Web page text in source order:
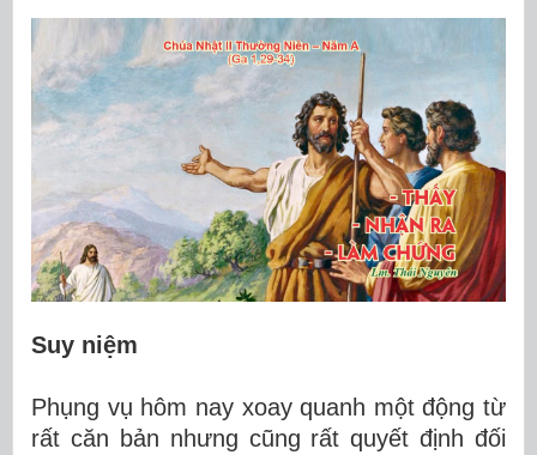
Suy niệm
Phụng vụ hôm nay xoay quanh một động từ
rất căn bản nhưng cũng rất quyết định đối